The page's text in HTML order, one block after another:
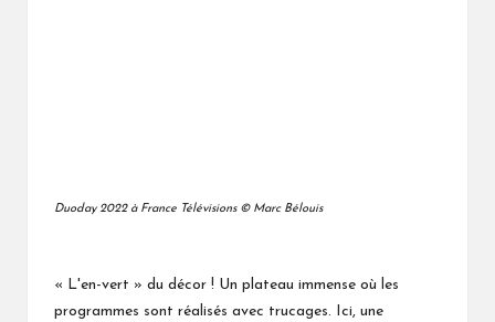
Duoday 2022 à France Télévisions © Marc Bélouis
« L'en-vert » du décor ! Un plateau immense où les
programmes sont réalisés avec trucages. Ici, une